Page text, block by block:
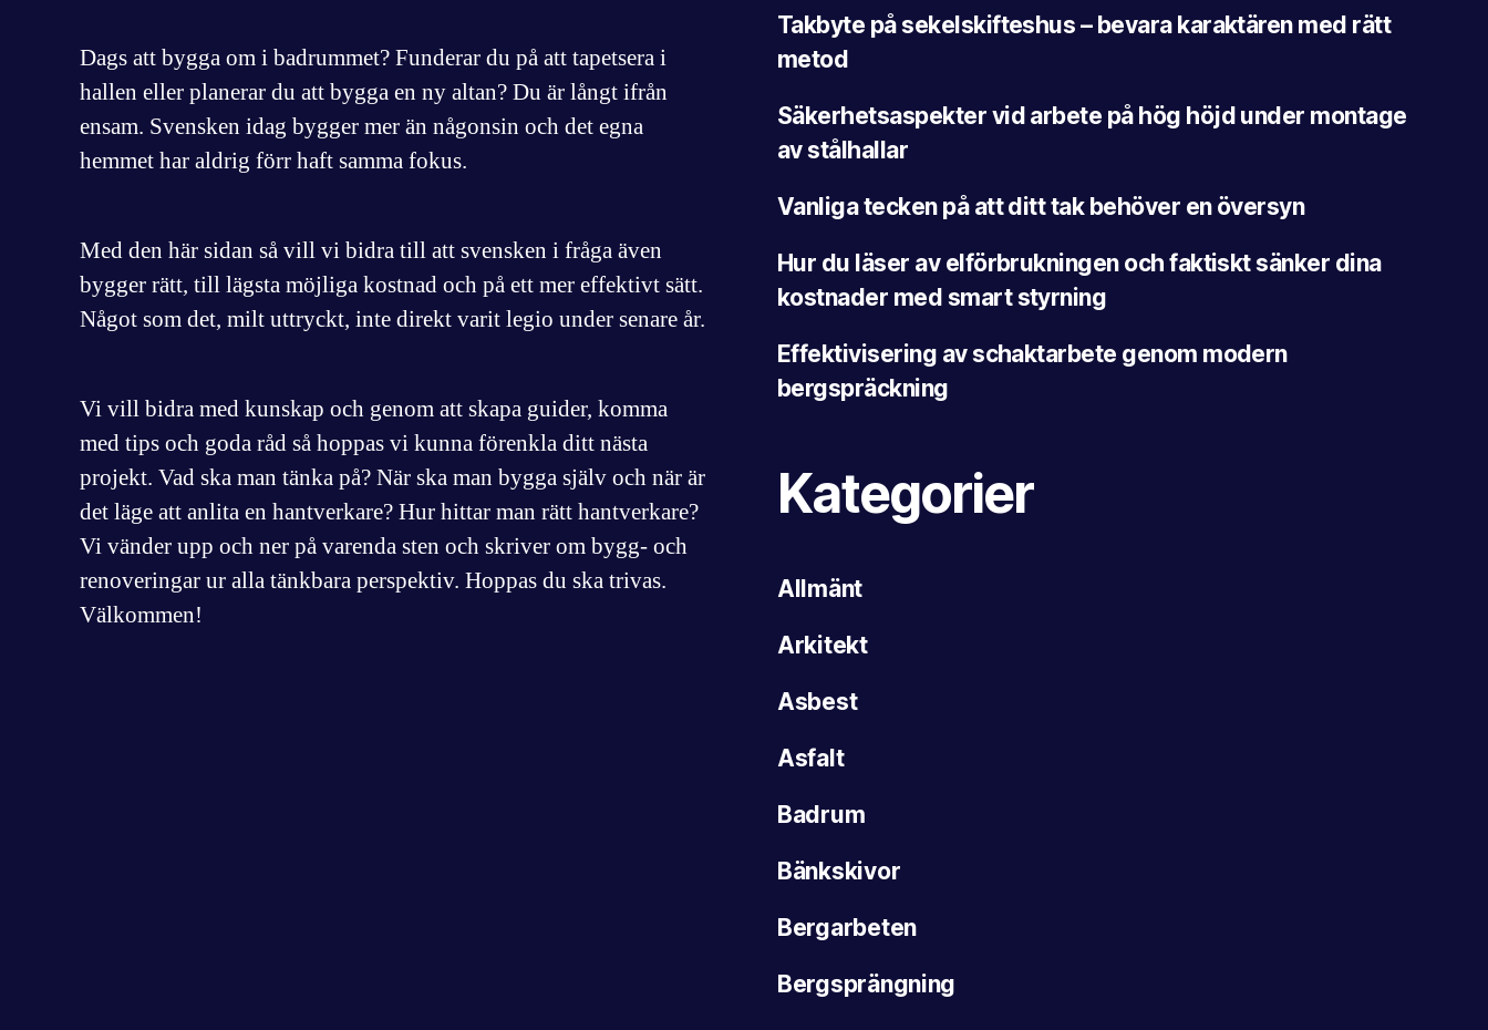
Dags att bygga om i badrummet? Funderar du på att tapetsera i
hallen eller planerar du att bygga en ny altan? Du är långt ifrån
ensam. Svensken idag bygger mer än någonsin och det egna
hemmet har aldrig förr haft samma fokus.
Med den här sidan så vill vi bidra till att svensken i fråga även
bygger rätt, till lägsta möjliga kostnad och på ett mer effektivt sätt.
Något som det, milt uttryckt, inte direkt varit legio under senare år.
Vi vill bidra med kunskap och genom att skapa guider, komma
med tips och goda råd så hoppas vi kunna förenkla ditt nästa
projekt. Vad ska man tänka på? När ska man bygga själv och när är
det läge att anlita en hantverkare? Hur hittar man rätt hantverkare?
Vi vänder upp och ner på varenda sten och skriver om bygg- och
renoveringar ur alla tänkbara perspektiv. Hoppas du ska trivas.
Välkommen!
Takbyte på sekelskifteshus – bevara karaktären med rätt
metod
Säkerhetsaspekter vid arbete på hög höjd under montage
av stålhallar
Vanliga tecken på att ditt tak behöver en översyn
Hur du läser av elförbrukningen och faktiskt sänker dina
kostnader med smart styrning
Effektivisering av schaktarbete genom modern
bergspräckning
Kategorier
Allmänt
Arkitekt
Asbest
Asfalt
Badrum
Bänkskivor
Bergarbeten
Bergsprängning